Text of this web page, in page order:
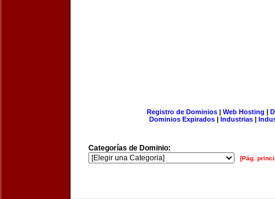
Registro de Dominios| Web Hosting |
Dominios Expirados | Industrias |
Categorías de Dominio:
[Pág.